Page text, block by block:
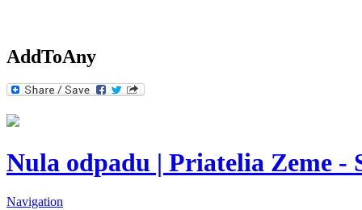
AddToAny
Nula odpadu | Priatelia Zeme -
Navigation